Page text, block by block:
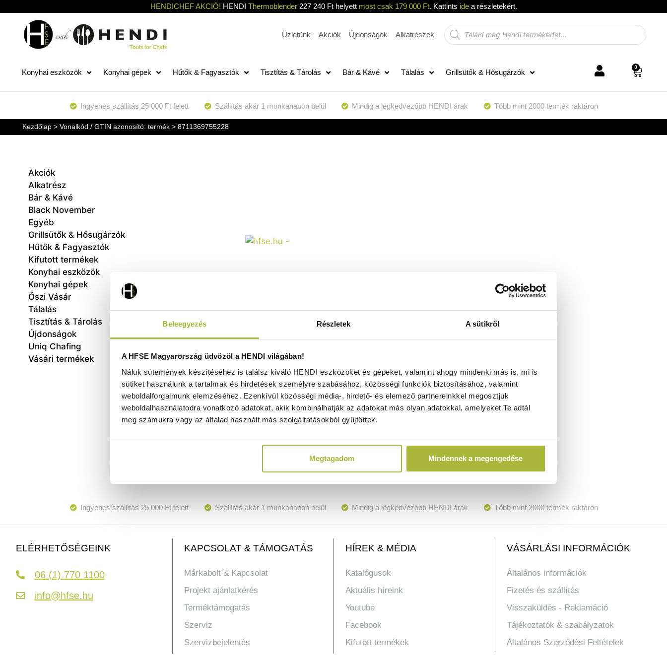
Beleegyezés Részletek A sütikről
A HFSE Magyarország üdvözöl a HENDI világában!
Náluk sütemények készítéséhez is találsz kiváló HENDI eszközöket és gépeket, valamint ahogy mindenki más is, mi is
sütiket használunk a tartalmak és hirdetések személyre szabásához, közösségi funkciók biztosításához, valamint
weboldalforgalmunk elemzéséhez. Ezenkívül közösségi média-, hirdető- és elemező partnereinkkel megosztjuk
weboldalhasználatodra vonatkozó adatokat, akik kombinálhatják az adatokat más olyan adatokkal, amelyeket Te adtál
meg számukra vagy az általad használt más szolgáltatásokból gyűjtöttek.
Megtagadom Mindennek a megengedése
HENDICHEF AKCIÓ! HENDI Thermoblender227 240 Ft helyett most csak 179 000 Ft. Kattints idea részletekért.
Üzletünk Akciók Újdonságok Alkatrészek
Konyhai eszközök Konyhai gépek Hűtők & Fagyasztók Tisztítás & Tárolás Bár & Kávé Tálalás Grillsütők & Hősugárzók
0
Ingyenes szállítás 25 000 Ft felett Szállítás akár 1 munkanapon belül Mindig a legkedvezőbb HENDI árak Több mint 2000 termék raktáron
Kezdőlap> Vonalkód / GTIN azonosító: termék > 8711369755228
Akciók
Alkatrész
Bár & Kávé
Black November
Egyéb
Grillsütők & Hősugárzók
Hűtők & Fagyasztók
Kifutott termékek
Konyhai eszközök
Konyhai gépek
Őszi Vásár
Tálalás
Tisztítás & Tárolás
Újdonságok
Uniq Chafing
Vásári termékek
Raktáron
29.900Ft
23.543 Ft + ÁFA)
Ingyenes szállítás 25 000 Ft felett Szállítás akár 1 munkanapon belül Mindig a legkedvezőbb HENDI árak Több mint 2000 termék raktáron
ELÉRHETŐSÉGEINK
06 (1) 770 1100
info@hfse.hu
KAPCSOLAT & TÁMOGATÁS
Márkabolt & Kapcsolat
Projekt ajánlatkérés
Terméktámogatás
Szerviz
Szervizbejelentés
HÍREK & MÉDIA
Katalógusok
Aktuális híreink
Youtube
Facebook
Kifutott termékek
VÁSÁRLÁSI INFORMÁCIÓK
Általános információk
Fizetés és szállítás
Visszaküldés - Reklamáció
Tájékoztatók & szabályzatok
Általános Szerződési Feltételek